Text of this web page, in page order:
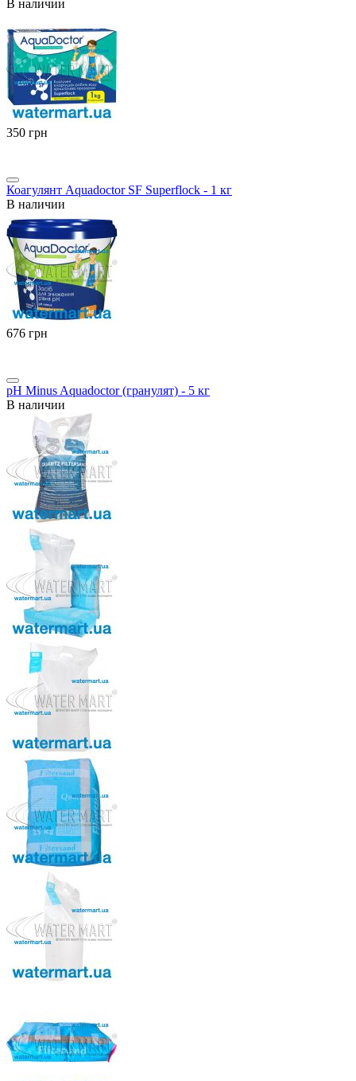
В наличии
‍350‍ грн
Коагулянт Aquadoctor SF Superflock - 1 кг
В наличии
‍676‍ грн
pH Minus Aquadoctor (гранулят) - 5 кг
В наличии